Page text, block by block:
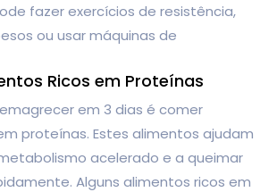
fazer exercícios de resistência,
ou usar máquinas de
Ricos em Proteínas
em 3 dias é comer
proteínas. Estes alimentos ajudam
acelerado e a queimar
Alguns alimentos ricos em